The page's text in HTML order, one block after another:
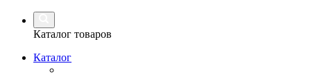
Каталог товаров
Каталог